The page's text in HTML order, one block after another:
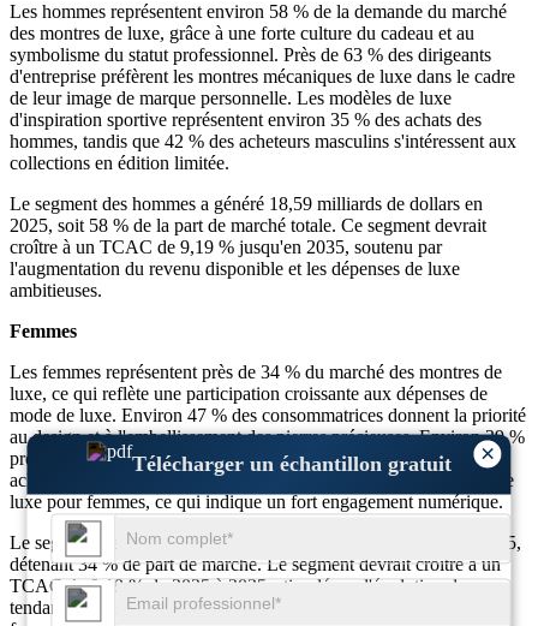
×
Télécharger un échantillon gratuit
Les hommes représentent environ 58 % de la demande du marché
des montres de luxe, grâce à une forte culture du cadeau et au
symbolisme du statut professionnel. Près de 63 % des dirigeants
d'entreprise préfèrent les montres mécaniques de luxe dans le cadre
de leur image de marque personnelle. Les modèles de luxe
d'inspiration sportive représentent environ 35 % des achats des
hommes, tandis que 42 % des acheteurs masculins s'intéressent aux
collections en édition limitée.
Le segment des hommes a généré 18,59 milliards de dollars en
2025, soit 58 % de la part de marché totale. Ce segment devrait
croître à un TCAC de 9,19 % jusqu'en 2035, soutenu par
l'augmentation du revenu disponible et les dépenses de luxe
ambitieuses.
Femmes
Les femmes représentent près de 34 % du marché des montres de
luxe, ce qui reflète une participation croissante aux dépenses de
mode de luxe. Environ 47 % des consommatrices donnent la priorité
au design et à l'embellissement des pierres précieuses. Environ 39 %
préfèrent les cadrans de taille moyenne adaptés à la mode. Les
achats en ligne représentent près de 33 % des ventes de montres de
luxe pour femmes, ce qui indique un fort engagement numérique.
Le segment des femmes a atteint 10,90 milliards de dollars en 2025,
détenant 34 % de part de marché. Le segment devrait croître à un
TCAC de 9,19 % de 2025 à 2035, stimulé par l'évolution des
tendances de la mode et l'indépendance financière croissante des